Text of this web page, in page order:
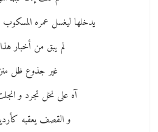
يدخلها ليغسل عمره
لم يبق من أخبار
غير جذوع ظل
آه على نخل تجرد و
و القصف يعقبه